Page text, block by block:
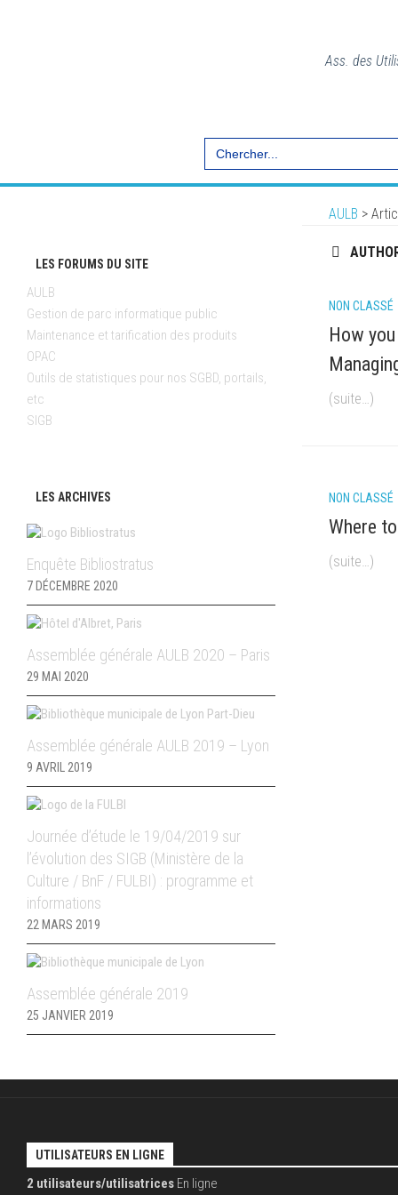
Ass. des
Search
for:
AULB >
NON CLASSÉ
How
(suite…)
NON CLASSÉ
Where
(suite…)
LES FORUMS DU SITE
AULB
Gestion de parc informatique public
Maintenance et tarification des produits
OPAC
Outils de statistiques pour nos SGBD, portails,
etc
SIGB
LES ARCHIVES
Enquête Bibliostratus
7 DÉCEMBRE 2020
Assemblée générale AULB 2020 – Paris
29 MAI 2020
Assemblée générale AULB 2019 – Lyon
9 AVRIL 2019
Journée d’étude le 19/04/2019 sur
l’évolution des SIGB (Ministère de la
Culture / BnF / FULBI) : programme et
informations
22 MARS 2019
Assemblée générale 2019
25 JANVIER 2019
UTILISATEURS EN LIGNE
2 utilisateurs/utilisatrices En ligne